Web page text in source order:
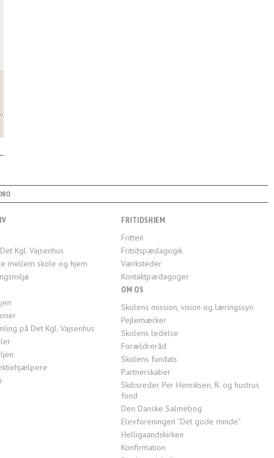
Kgl. Vajsenhus
mellem skole og hjem
på Det Kgl. Vajsenhus
FRITIDSHJEM
Fritten
Fritidspædagogik
Værksteder
Kontaktpædagoger
OM OS
Skolens mission, vision og læringssyn
Pejlemærker
Skolens ledelse
Forældreråd
Skolens fundats
Partnerskaber
Skibsreder Per Henriksen, R. og hustrus
fond
Den Danske Salmebog
Elevforeningen “Det gode minde”
Helligaandskirken
Konfirmation